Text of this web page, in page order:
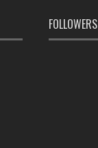
FOLLOWERS